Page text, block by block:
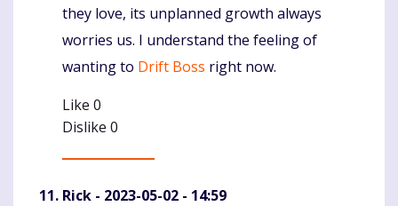
they love, its unplanned growth always
worries us. I understand the feeling of
wanting to Drift Boss right now.
Like 0
Dislike 0
Rick - 2023-05-02 - 14:59